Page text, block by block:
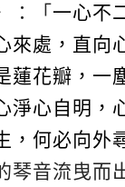
：「 一心不
來處，直向
蓮花瓣，一
淨心自明，
，何必向外
琴音流曳而